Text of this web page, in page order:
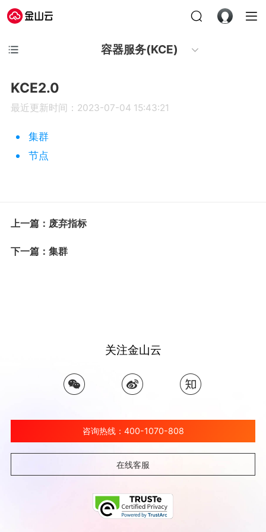
容器服务(KCE)
KCE2.0
最近更新时间：2023-07-04 15:43:21
集群
节点
上一篇：废弃指标
下一篇：集群
关注金山云
咨询热线：400-1070-808
在线客服